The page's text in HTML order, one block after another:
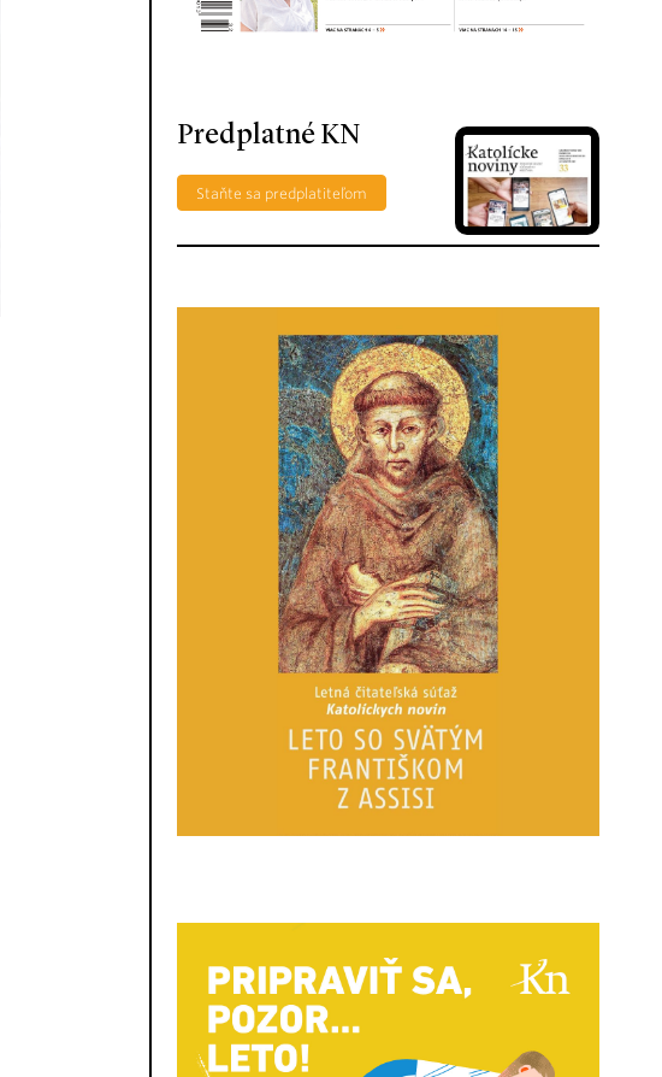
Predplatné KN
Staňte sa predplatiteľom